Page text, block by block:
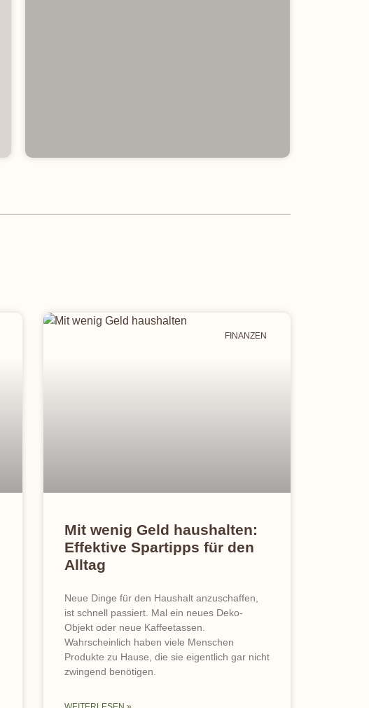
FINANZEN
Mit wenig Geld haushalten:
Effektive Spartipps für den
Alltag
Neue Dinge für den Haushalt anzuschaffen,
ist schnell passiert. Mal ein neues Deko-
Objekt oder neue Kaffeetassen.
Wahrscheinlich haben viele Menschen
Produkte zu Hause, die sie eigentlich gar nicht
zwingend benötigen.